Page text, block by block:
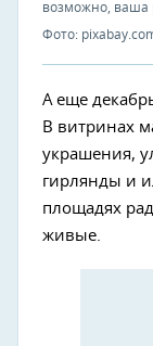
возможно, ваша
Фото:
А еще
В витринах
украшения,
гирлянды и
площадях
живые.